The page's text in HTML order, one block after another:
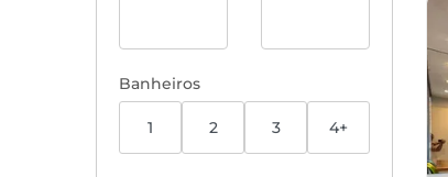
Banheiros
1 2 3 4+